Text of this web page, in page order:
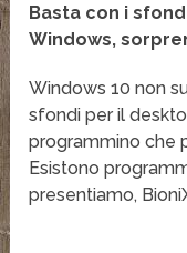
Basta con i
Windows,
Windows 10 non
sfondi per il
programmino che
Esistono
presentiamo,